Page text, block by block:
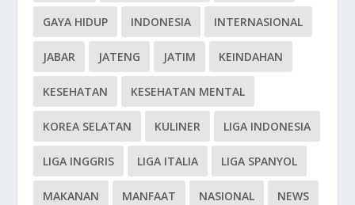
GAYA HIDUP INDONESIA INTERNASIONAL
JABAR JATENG JATIM KEINDAHAN
KESEHATAN KESEHATAN MENTAL
KOREA SELATAN KULINER LIGA INDONESIA
LIGA INGGRIS LIGA ITALIA LIGA SPANYOL
MAKANAN MANFAAT NASIONAL NEWS